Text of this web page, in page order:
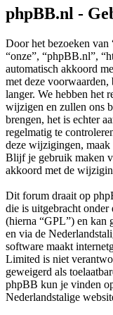
phpBB.nl -
Door het bezoeken van
“onze”, “phpBB.nl”,
automatisch akkoord
met deze
langer. We hebben het
wijzigen en zullen ons
brengen, het is echter
regelmatig te
deze wijzigingen,
Blijf je gebruik maken
akkoord met de
Dit forum draait op
die is uitgebracht onder
(hierna “GPL”) en kan
en via de
software maakt
Limited is niet
geweigerd als
phpBB kun je vinden
Nederlandstalige